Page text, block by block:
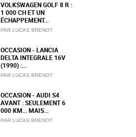
VOLKSWAGEN GOLF 8 R :
1 000 CH ET UN
ÉCHAPPEMENT...
PAR LUCAS BRENOT
OCCASION - LANCIA
DELTA INTEGRALE 16V
(1990) :...
PAR LUCAS BRENOT
OCCASION - AUDI S4
AVANT : SEULEMENT 6
000 KM… MAIS...
PAR LUCAS BRENOT